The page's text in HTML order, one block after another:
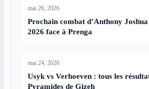
mai 26, 2026
Prochain combat d’Anthony
2026 face à Prenga
mai 24, 2026
Usyk vs Verhoeven : tous les
Pyramides de Gizeh